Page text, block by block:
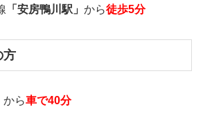
「安房鴨川駅」 から徒歩5分
方
から車で40分